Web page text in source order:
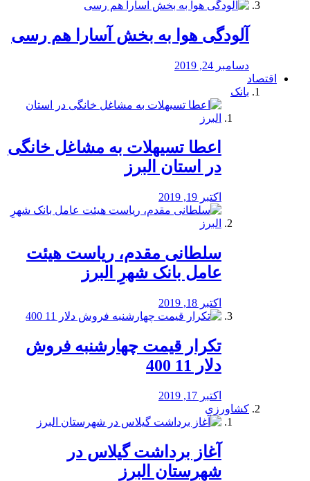
آلودگی هوا به بخش آسارا هم رسی
دسامبر 24, 2019
اقتصاد
بانک
️اعطا تسیهلات به مشاغل خانگی
در استان البرز
اکتبر 19, 2019
سلطانی مقدم، ریاست هیئت
عامل بانک شهرِ البرز
اکتبر 18, 2019
تکرار قیمت چهارشنبه فروش
دلار 11 400
اکتبر 17, 2019
کشاورزی
آغاز برداشت گیلاس در
شهرستان البرز